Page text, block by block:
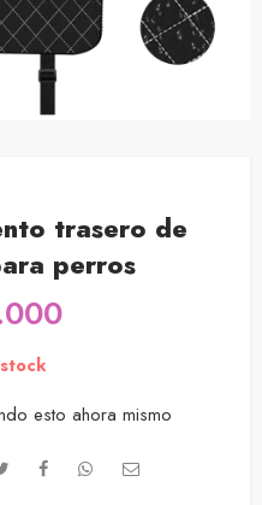
trasero de
perros
esto ahora mismo